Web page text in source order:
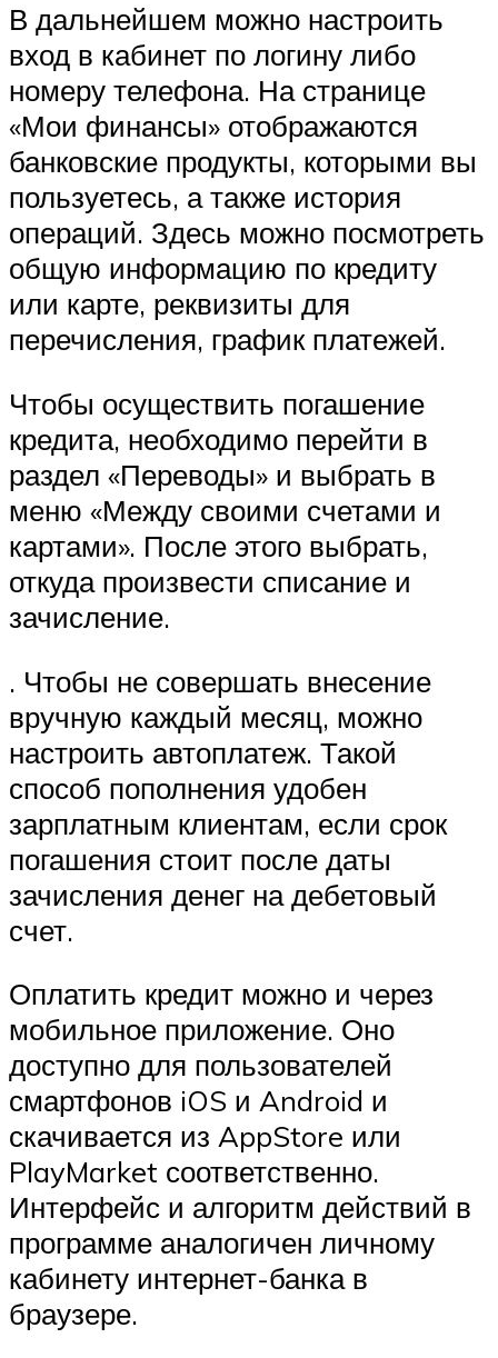
В дальнейшем можно настроить
вход в кабинет по логину либо
номеру телефона. На странице
«Мои финансы» отображаются
банковские продукты, которыми вы
пользуетесь, а также история
операций. Здесь можно посмотреть
общую информацию по кредиту
или карте, реквизиты для
перечисления, график платежей.
Чтобы осуществить погашение
кредита, необходимо перейти в
раздел «Переводы» и выбрать в
меню «Между своими счетами и
картами». После этого выбрать,
откуда произвести списание и
зачисление.
. Чтобы не совершать внесение
вручную каждый месяц, можно
настроить автоплатеж. Такой
способ пополнения удобен
зарплатным клиентам, если срок
погашения стоит после даты
зачисления денег на дебетовый
счет.
Оплатить кредит можно и через
мобильное приложение. Оно
доступно для пользователей
смартфонов iOS и Android и
скачивается из AppStore или
PlayMarket соответственно.
Интерфейс и алгоритм действий в
программе аналогичен личному
кабинету интернет-банка в
браузере.